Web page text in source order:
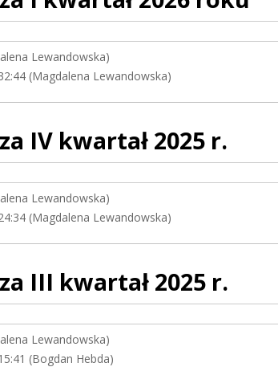
Lewandowska)
(Magdalena Lewandowska)
IV kwartał 2025 r.
Lewandowska)
(Magdalena Lewandowska)
III kwartał 2025 r.
Lewandowska)
(Bogdan Hebda)